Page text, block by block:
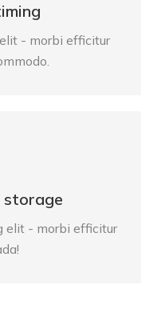
- morbi efficitur
storage
elit - morbi efficitur